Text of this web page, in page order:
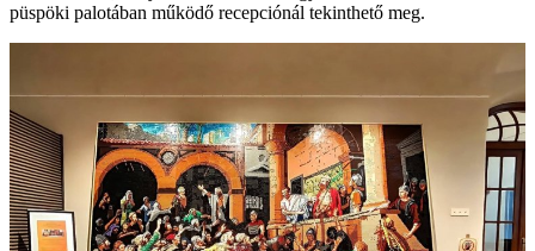
püspöki palotában működő recepciónál tekinthető meg.